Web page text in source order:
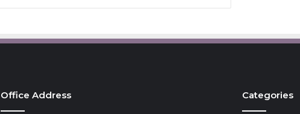
Office Address Categories